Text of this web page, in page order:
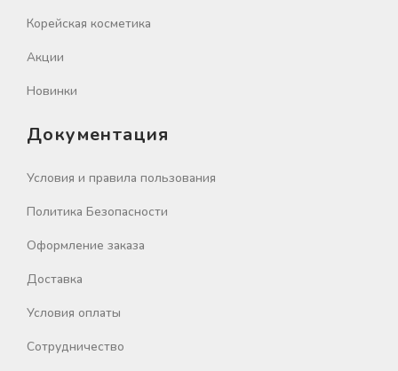
Корейская косметика
Акции
Новинки
Документация
Условия и правила пользования
Политика Безопасности
Оформление заказа
Доставка
Условия оплаты
Сотрудничество